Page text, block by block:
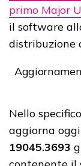
primo Major
il software
distribuzione
Nello
aggiorna
19045.3693